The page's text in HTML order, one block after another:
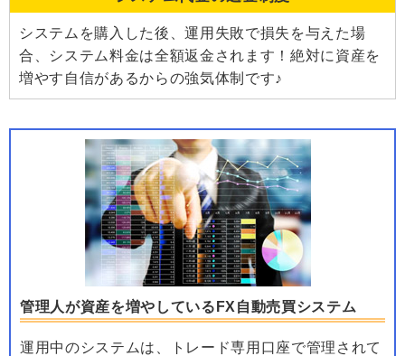
システムを購入した後、運用失敗で損失を与えた場
合、システム料金は全額返金されます！絶対に資産を
増やす自信があるからの強気体制です♪
管理人が資産を増やしているFX自動売買システム
運用中のシステムは、トレード専用口座で管理されて